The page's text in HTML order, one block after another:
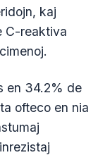
kaj
C-reaktiva
en 34.2% de
ofteco en nia